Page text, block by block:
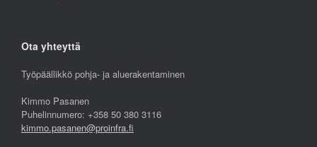
Ota yhteyttä
Työpäällikkö pohja- ja aluerakentaminen
Kimmo Pasanen
Puhelinnumero: +358 50 380 3116
kimmo.pasanen@proinfra.fi